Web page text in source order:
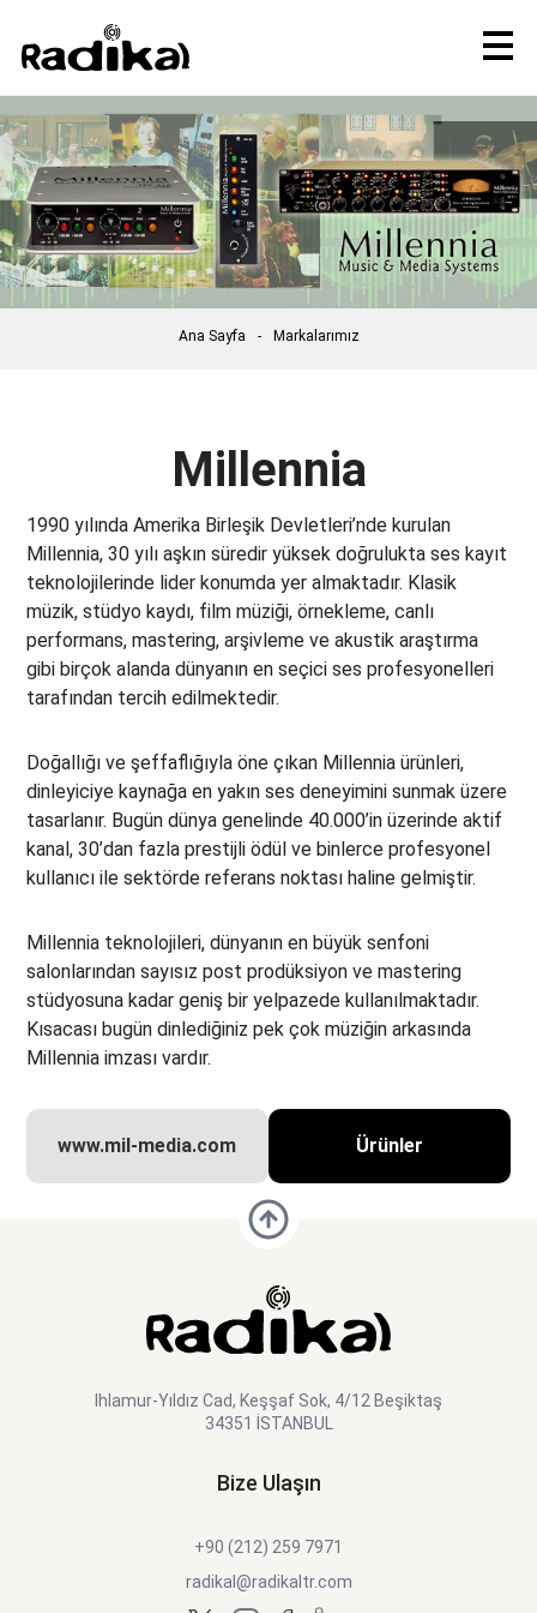
Ana Sayfa Markalarımız
Millennia
1990 yılında Amerika Birleşik Devletleri’nde kurulan
Millennia, 30 yılı aşkın süredir yüksek doğrulukta ses kayıt
teknolojilerinde lider konumda yer almaktadır. Klasik
müzik, stüdyo kaydı, film müziği, örnekleme, canlı
performans, mastering, arşivleme ve akustik araştırma
gibi birçok alanda dünyanın en seçici ses profesyonelleri
tarafından tercih edilmektedir.
Doğallığı ve şeffaflığıyla öne çıkan Millennia ürünleri,
dinleyiciye kaynağa en yakın ses deneyimini sunmak üzere
tasarlanır. Bugün dünya genelinde 40.000’in üzerinde aktif
kanal, 30’dan fazla prestijli ödül ve binlerce profesyonel
kullanıcı ile sektörde referans noktası haline gelmiştir.
Millennia teknolojileri, dünyanın en büyük senfoni
salonlarından sayısız post prodüksiyon ve mastering
stüdyosuna kadar geniş bir yelpazede kullanılmaktadır.
Kısacası bugün dinlediğiniz pek çok müziğin arkasında
Millennia imzası vardır.
www.mil-media.com Ürünler
Ihlamur-Yıldız Cad, Keşşaf Sok, 4/12 Beşiktaş
34351 İSTANBUL
Bize Ulaşın
+90 (212) 259 7971
radikal@radikaltr.com